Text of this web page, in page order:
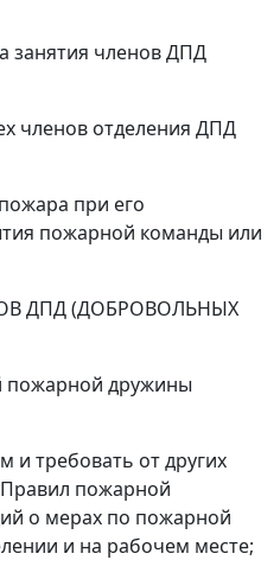
занятия членов ДПД
членов отделения ДПД
при его
пожарной команды или
ДПД (ДОБРОВОЛЬНЫХ
пожарной дружины
и требовать от других
пожарной
о мерах по пожарной
и на рабочем месте;